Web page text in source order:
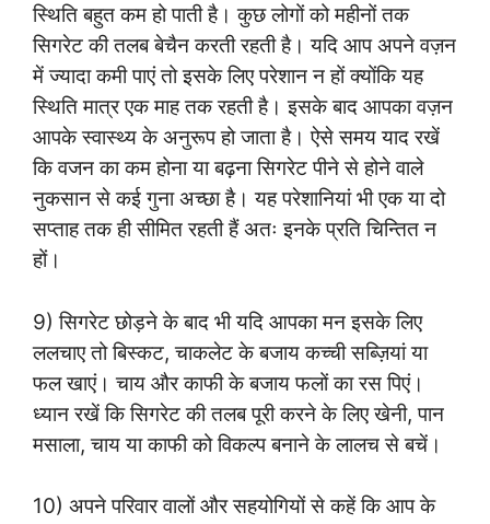
स्थिति बहुत कम हो पाती है। कुछ लोगों को महीनों तक
सिगरेट की तलब बेचैन करती रहती है। यदि आप अपने वज़न
में ज्यादा कमी पाएं तो इसके लिए परेशान न हों क्योंकि यह
स्थिति मात्र एक माह तक रहती है। इसके बाद आपका वज़न
आपके स्वास्थ्य के अनुरूप हो जाता है। ऐसे समय याद रखें
कि वजन का कम होना या बढ़ना सिगरेट पीने से होने वाले
नुकसान से कई गुना अच्छा है। यह परेशानियां भी एक या दो
सप्ताह तक ही सीमित रहती हैं अतः इनके प्रति चिन्तित न
हों।
9) सिगरेट छोड़ने के बाद भी यदि आपका मन इसके लिए
ललचाए तो बिस्कट, चाकलेट के बजाय कच्ची सब्ज़ियां या
फल खाएं। चाय और काफी के बजाय फलों का रस पिएं।
ध्यान रखें कि सिगरेट की तलब पूरी करने के लिए खेनी, पान
मसाला, चाय या काफी को विकल्प बनाने के लालच से बचें।
10) अपने परिवार वालों और सहयोगियों से कहें कि आप के